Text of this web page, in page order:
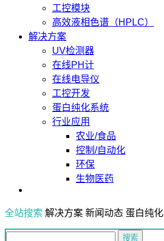
工控模块
高效液相色谱（HPLC）
解决方案
UV检测器
在线PH计
在线电导仪
工控开发
蛋白纯化系统
行业应用
农业/食品
控制/自动化
环保
生物医药
全站搜索 解决方案 新闻动态 蛋白纯化